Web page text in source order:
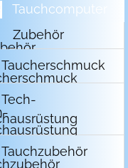
Tauchcomputer
Zubehör
Taucherschmuck
Tech-
Tauchzubehör